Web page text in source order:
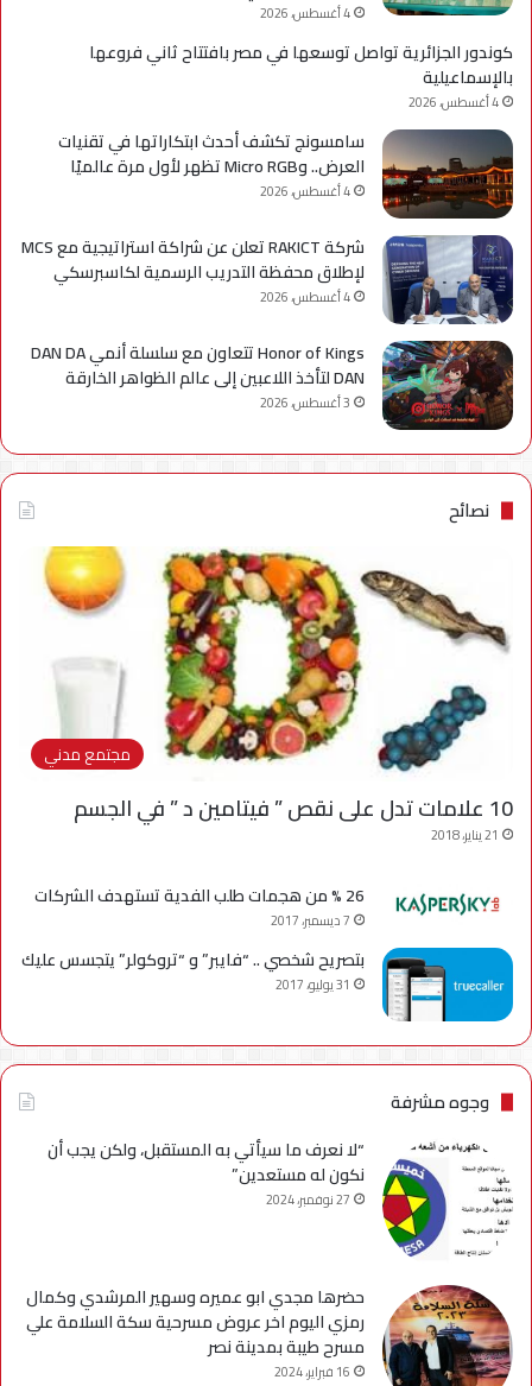
4 أغسطس، 2026
كوندور الجزائرية تواصل توسعها في مصر بافتتاح ثاني فروعها
بالإسماعيلية
4 أغسطس، 2026
سامسونج تكشف أحدث ابتكاراتها في تقنيات
العرض.. وMicro RGB تظهر لأول مرة عالميًا
4 أغسطس، 2026
شركة RAKICT تعلن عن شراكة استراتيجية مع MCS
لإطلاق محفظة التدريب الرسمية لكاسبرسكي
4 أغسطس، 2026
Honor of Kings تتعاون مع سلسلة أنمي DAN DA
DAN لتأخذ اللاعبين إلى عالم الظواهر الخارقة
3 أغسطس، 2026
نصائح
مجتمع مدني
10 علامات تدل على نقص ” فيتامين د ” في الجسم
21 يناير، 2018
26 % من هجمات طلب الفدية تستهدف الشركات
7 ديسمبر، 2017
بتصريح شخصي .. “فايبر” و “تروكولر” يتجسس عليك
31 يوليو، 2017
وجوه مشرفة
“لا نعرف ما سيأتي به المستقبل، ولكن يجب أن
نكون له مستعدين”
27 نوفمبر، 2024
حضرها مجدي ابو عميره وسهير المرشدي وكمال
رمزي اليوم اخر عروض مسرحية سكة السلامة علي
مسرح طيبة بمدينة نصر
16 فبراير، 2024